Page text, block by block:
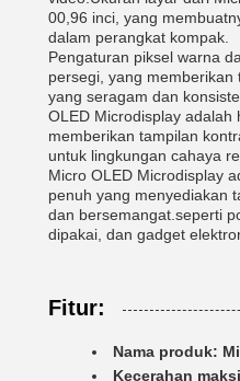
00,96 inci, yang
dalam perangkat kompak.
Pengaturan piksel warna
persegi, yang
yang seragam dan
OLED Microdisplay adalah
memberikan tampilan
untuk lingkungan cahaya
Micro OLED Microdisplay
penuh yang menyediakan
dan bersemangat.seperti
dipakai, dan gadget
Fitur:
Nama produk:
Kecerahan